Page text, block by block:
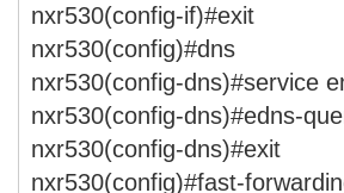
nxr530(config-if)#exit
nxr530(config)#dns
nxr530(config-dns)#service
nxr530(config-dns)#edns-
nxr530(config-dns)#exit
nxr530(config)#fast-